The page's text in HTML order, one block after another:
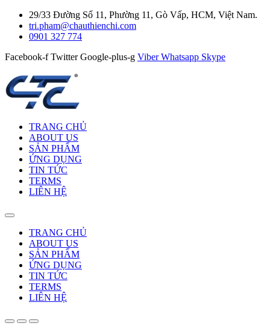
29/33 Đường Số 11, Phường 11, Gò Vấp, HCM, Việt Nam.
tri.pham@chauthienchi.com
0901 327 774
Facebook-f Twitter Google-plus-g Viber Whatsapp Skype
TRANG CHỦ
ABOUT US
SẢN PHẨM
ỨNG DỤNG
TIN TỨC
TERMS
LIÊN HỆ
TRANG CHỦ
ABOUT US
SẢN PHẨM
ỨNG DỤNG
TIN TỨC
TERMS
LIÊN HỆ